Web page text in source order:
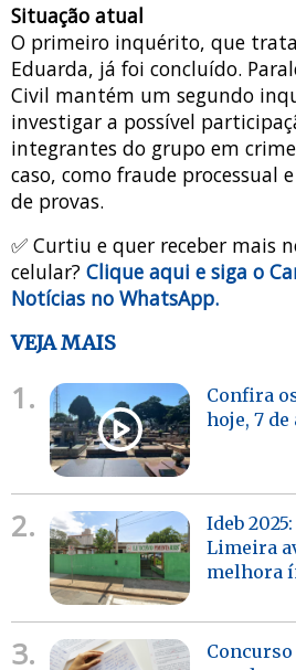
Situação atual
O primeiro inquérito, que
Eduarda, já foi concluído.
Civil mantém um segundo
investigar a possível
integrantes do grupo em
caso, como fraude processual
de provas.
✅ Curtiu e quer receber mais
celular? Clique aqui e siga o
Notícias no WhatsApp.
VEJA MAIS
1.
Confira
hoje, 7 de
2.
Ideb
Limeira
melhora
3.